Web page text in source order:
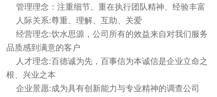
管理理念：注重细节、重在执行团队精神、经验丰富
人际关系:尊重、理解、互助、关爱
经营理念:饮水思源，公司所有的效益来自对我们服务
品质感到满意的客户
人才理念:百德诚为先，百事信为本诚信是企业立命之
根、兴业之本
企业景愿:成为具有创新能力与专业精神的调查公司